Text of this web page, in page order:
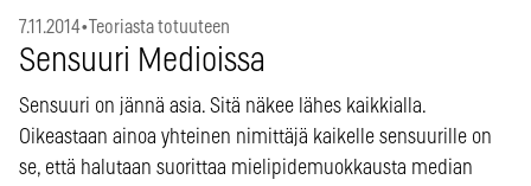
7.11.2014• Teoriasta totuuteen
Sensuuri Medioissa
Sensuuri on jännä asia. Sitä näkee lähes kaikkialla.
Oikeastaan ainoa yhteinen nimittäjä kaikelle sensuurille on
se, että halutaan suorittaa mielipidemuokkausta median